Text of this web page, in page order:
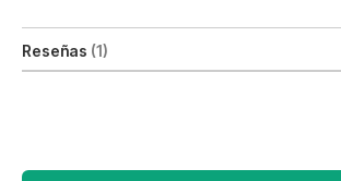
Reseñas 1